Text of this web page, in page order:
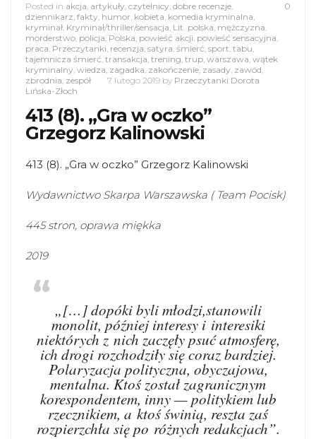
0
Posted in akcja, artykuły, czytelnicy, dobre recenzje,
dziennikarz, fakty, humor, kobieta, komedia kryminalna,
kryminał, Kryminał/thriller/sensacja, Lit. polska, mężczyzna,
morderstwo, policja, Polska, powieść akcji, powieść sensacyjna,
praca, Przeczytanki, recenzja, satyra, śmierć, sport, tabu,
tajemnicza śmierć, transakcja, trening, trup, warszawa, wątek
kryminalny, wiedza, zagadka, zakończenie, zasady, zawód,
zbrodnia, zespół 7 lutego 2019 by Przeczytanki Dorota
Lińska-Złoch
413 (8). „Gra w oczko”
Grzegorz Kalinowski
413 (8). „Gra w oczko” Grzegorz Kalinowski
Wydawnictwo Skarpa Warszawska ( Team Pocisk)
445 stron, oprawa miękka
2019
„[…] dopóki byli młodzi,stanowili
monolit, później interesy i interesiki
niektórych z nich zaczęły psuć atmosferę,
ich drogi rozchodziły się coraz bardziej.
Polaryzacja polityczna, obyczajowa,
mentalna. Ktoś został zagranicznym
korespondentem, inny — politykiem lub
rzecznikiem, a ktoś świnią, reszta zaś
rozpierzchła się po różnych redakcjach”.